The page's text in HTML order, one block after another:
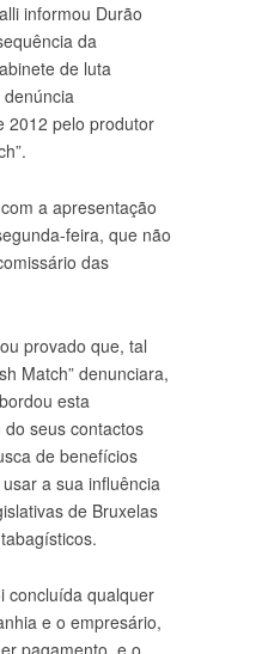
informou Durão
da
de luta
2012 pelo produtor
a apresentação
feira, que não
das
provado que, tal
Match” denunciara,
esta
seus contactos
de benefícios
a sua influência
de Bruxelas
concluída qualquer
e o empresário,